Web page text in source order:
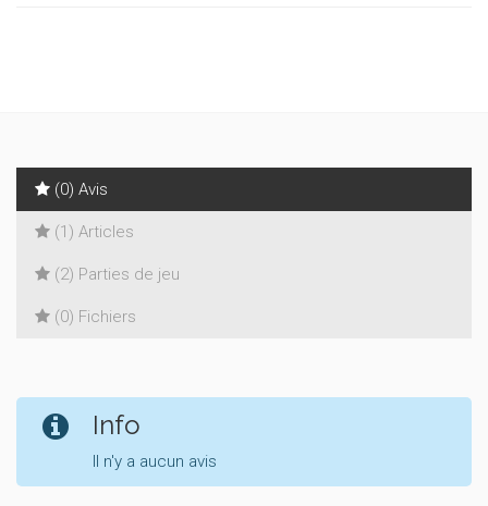
(0) Avis
(1) Articles
(2) Parties de jeu
(0) Fichiers
Info
Il n'y a aucun avis